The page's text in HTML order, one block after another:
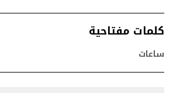
كلمات مفتاحية
ساعات